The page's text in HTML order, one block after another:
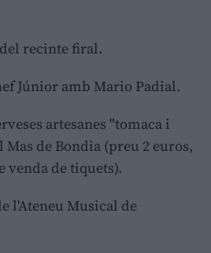
recinte firal.
Júnior amb Mario Padial.
artesanes "tomaca i
Mas de Bondia (preu 2 euros,
venda de tiquets).
l'Ateneu Musical de